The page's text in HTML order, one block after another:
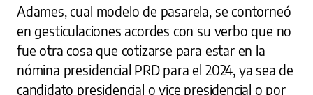
Adames, cual modelo de pasarela, se contorneó
en gesticulaciones acordes con su verbo que no
fue otra cosa que cotizarse para estar en la
nómina presidencial PRD para el 2024, ya sea de
candidato presidencial o vice presidencial o por